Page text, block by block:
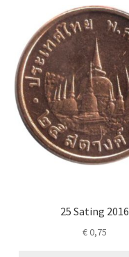
25 Sating 2016
€0,75